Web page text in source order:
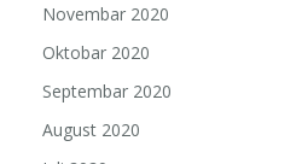
Novembar 2020
Oktobar 2020
Septembar 2020
August 2020